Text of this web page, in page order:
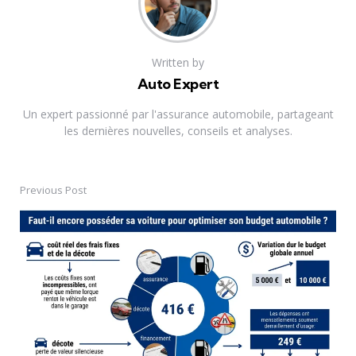
Written by
Auto Expert
Un expert passionné par l'assurance automobile, partageant
les dernières nouvelles, conseils et analyses.
Post
navigation
Previous Post